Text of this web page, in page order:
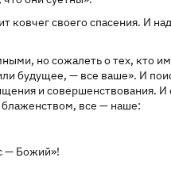
ковчег своего спасения. И
но сожалеть о тех,
будущее, — все ваше». И
и совершенствования.
блаженством, все — наше:
— Божий»!